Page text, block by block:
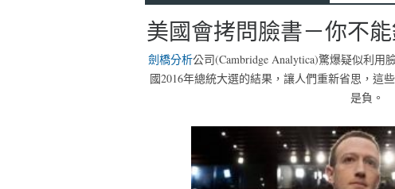
美國會拷問臉書－你不
劍橋分析公司(Cambridge Analytica)驚爆疑似利
國2016年總統大選的結果，讓人們重新省思，這
是負。